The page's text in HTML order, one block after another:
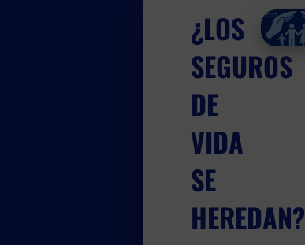
¿LOS
SEGUROS
DE
VIDA
SE
HEREDAN?